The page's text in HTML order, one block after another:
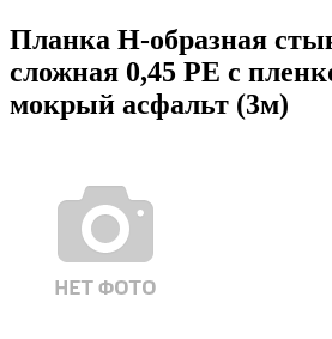
Планка Н-образная
сложная 0,45 PE с
мокрый асфальт (3м)